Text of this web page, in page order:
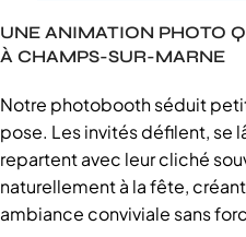
UNE ANIMATION PHOTO
À CHAMPS-SUR-MARNE
Notre photobooth séduit
pose. Les invités défilent, se
repartent avec leur cliché
naturellement à la fête,
ambiance conviviale sans